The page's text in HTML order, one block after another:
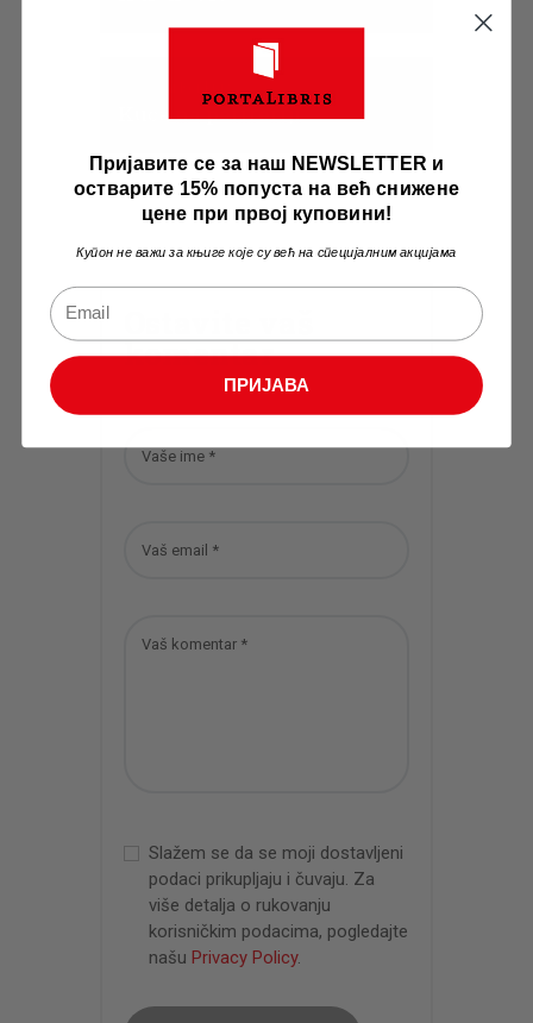
Kuća na periferiji
komentar
Slažem se da se moji dostavljeni
podaci prikupljaju i čuvaju. Za
više detalja o rukovanju
korisničkim podacima, pogledajte
našu Privacy Policy.
Пријавите се за наш NEWSLETTER и
остварите 15% попуста на већ снижене
цене при првој куповини!
Купон не важи за књиге које су већ на специјалним акцијама
ПРИЈАВА